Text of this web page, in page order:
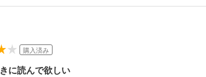
購入済み
に読んで欲しい